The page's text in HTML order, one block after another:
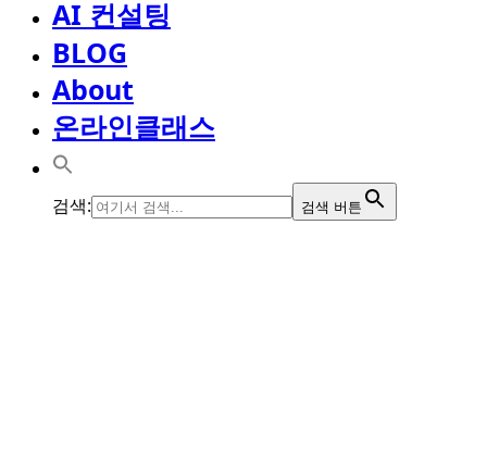
AI 컨설팅
BLOG
About
온라인클래스
검색: 검색 버튼